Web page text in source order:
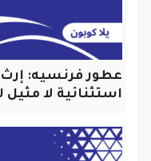
عطور فرنسيه: إرث
استثنائية لا مثيل